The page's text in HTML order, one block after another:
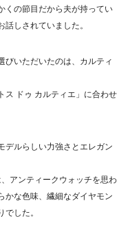
くの節目だから夫が持ってい
しされていました。
びいただいたのは、カルティ
ス ドゥ カルティエ」に合わせ
デルらしい力強さとエレガン
アンティークウォッチを思わ
かな色味、繊細なダイヤモン
した。